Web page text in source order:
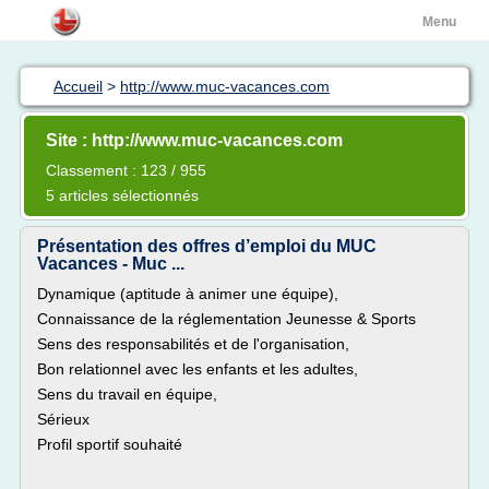
Menu
Accueil > http://www.muc-vacances.com
Site : http://www.muc-vacances.com
Classement : 123 / 955
5 articles sélectionnés
Présentation des offres d’emploi du MUC
Vacances - Muc ...
Dynamique (aptitude à animer une équipe),
Connaissance de la réglementation Jeunesse & Sports
Sens des responsabilités et de l'organisation,
Bon relationnel avec les enfants et les adultes,
Sens du travail en équipe,
Sérieux
Profil sportif souhaité